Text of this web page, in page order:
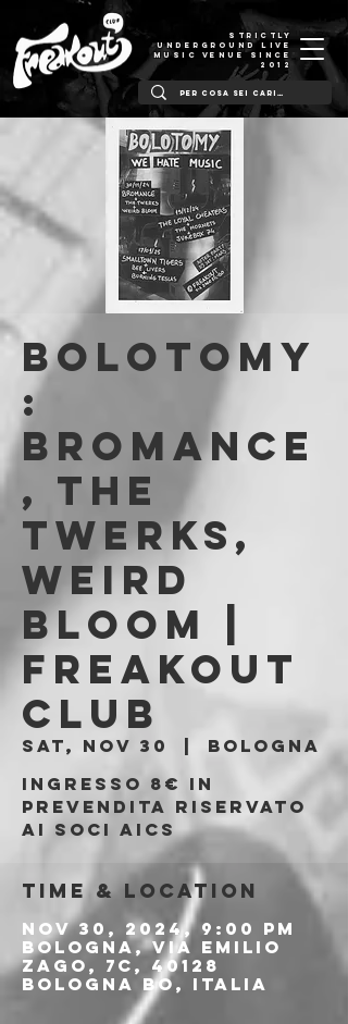
STRICTLY
UNDERGROUND LIVE
MUSIC VENUE SINCE
2012
BOLOTOMY
:
Bromance
, The
Twerks,
Weird
Bloom |
Freakout
Club
Sat, Nov 30
Bologna
Ingresso 8€ in
prevendita riservato
ai soci aics
Time & Location
Nov 30, 2024, 9:00 PM
Bologna, Via Emilio
Zago, 7c, 40128
Bologna BO, Italia